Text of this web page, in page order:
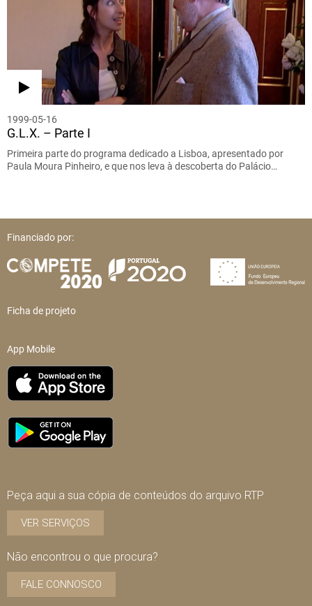
1999-05-16
G.L.X. – Parte I
Primeira parte do programa dedicado a Lisboa, apresentado por
Paula Moura Pinheiro, e que nos leva à descoberta do Palácio…
Financiado por:
Ficha de projeto
App Mobile
Peça aqui a sua cópia de conteúdos do arquivo RTP
VER SERVIÇOS
Não encontrou o que procura?
FALE CONNOSCO